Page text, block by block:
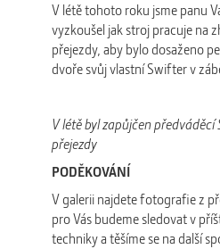
V létě tohoto roku jsme panu
vyzkoušel jak stroj pracuje na
přejezdy, aby bylo dosaženo
dvoře svůj vlastní Swifter v
V létě byl zapůjčen
přejezdy
PODĚKOVÁNÍ
V galerii najdete fotografie z
pro Vás budeme sledovat v
techniky a těšíme se na další